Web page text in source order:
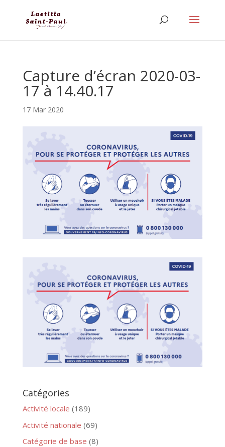
Capture d’écran 2020-03-
17 à 14.40.17
17 Mar 2020
Catégories
Activité locale (189)
Activité nationale (69)
Catégorie de base (8)